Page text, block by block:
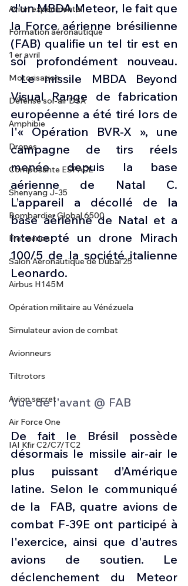
Avion expérimental
Formation aéronautique
1 er avril
Motorisation
Défense sol-air DSA
Amphibie
Drones
Composante ESPACE
Shenyang J-35
Bombardier Global 6500
Fret aérien
Salon Aéronautique de Dubaï 25
Airbus H145M
Opération militaire au Vénézuela
Simulateur avion de combat
Avionneurs
Tiltrotors
Avion secret
Air Force One
IAI Kfir C2/C7/TC2
d’un MBDA Meteor, le fait que
la Force aérienne brésilienne
(FAB) qualifie un tel tir est en
soi profondément nouveau.
Le missile MBDA Beyond
Visual Range de fabrication
européenne a été tiré lors de
l'« Opération BVR-X », une
campagne de tirs réels
menée depuis la base
aérienne de Natal C.
L’appareil a décollé de la
base aérienne de Natal et a
intercepté un drone Mirach
100/5 de la société italienne
Leonardo.
Vue de l'avant @ FAB
De fait le Brésil possède
désormais le missile air-air le
plus puissant d’Amérique
latine. Selon le communiqué
de la  FAB, quatre avions de
combat F-39E ont participé à
l'exercice, ainsi que d'autres
avions de soutien. Le
déclenchement du Meteor